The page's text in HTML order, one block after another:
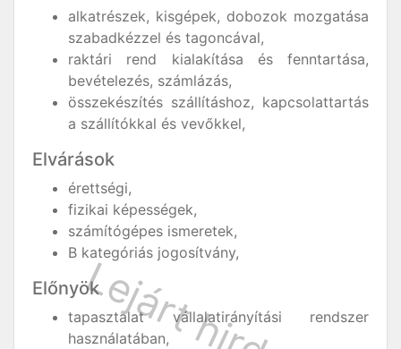
alkatrészek, kisgépek, dobozok mozgatása
szabadkézzel és tagoncával,
raktári rend kialakítása és fenntartása,
bevételezés, számlázás,
összekészítés szállításhoz, kapcsolattartás
a szállítókkal és vevőkkel,
Elvárások
érettségi,
fizikai képességek,
számítógépes ismeretek,
B kategóriás jogosítvány,
Előnyök
tapasztalat vállalatirányítási rendszer
használatában,